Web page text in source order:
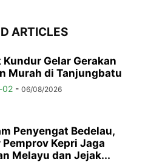
ARTICLES
Kundur Gelar Gerakan
Murah di Tanjungbatu
02 - 06/08/2026
Penyengat Bedelau,
Kepri Jaga
Melayu dan Jejak...